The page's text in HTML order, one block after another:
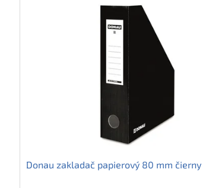
Donau zakladač papierový 80 mm čierny